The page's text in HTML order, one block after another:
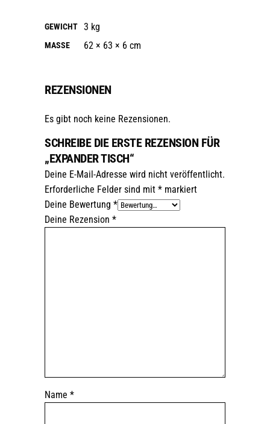
GEWICHT 3 kg
MASSE 62 × 63 × 6 cm
REZENSIONEN
Es gibt noch keine Rezensionen.
SCHREIBE DIE ERSTE REZENSION FÜR
„EXPANDER TISCH“
Deine E-Mail-Adresse wird nicht veröffentlicht.
Erforderliche Felder sind mit * markiert
Deine Bewertung *
Deine Rezension *
Name *